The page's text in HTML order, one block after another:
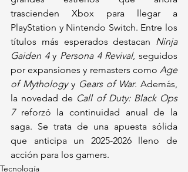
trascienden Xbox para llegar a
PlayStation y Nintendo Switch. Entre los
títulos más esperados destacan
Ninja
Gaiden 4 y Persona 4 Revival, seguidos
por expansiones y remasters como Age
of Mythology y Gears of War. Además,
la novedad de Call of Duty: Black Ops
7 reforzó la continuidad anual de la
saga. Se trata de una apuesta sólida
que anticipa un 2025-2026 lleno de
acción para los gamers.
Tecnología